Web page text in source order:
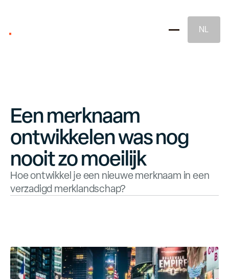
Merkstrategie
Naming & Merkidentiteit
NL
Een merknaam
ontwikkelen was nog
nooit zo moeilijk
Hoe ontwikkel je een nieuwe merknaam in een
verzadigd merklandschap?